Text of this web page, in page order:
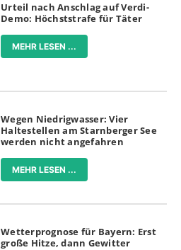
Urteil nach Anschlag auf Verdi-
Demo: Höchststrafe für Täter
MEHR LESEN ...
Wegen Niedrigwasser: Vier
Haltestellen am Starnberger See
werden nicht angefahren
MEHR LESEN ...
Wetterprognose für Bayern: Erst
große Hitze, dann Gewitter